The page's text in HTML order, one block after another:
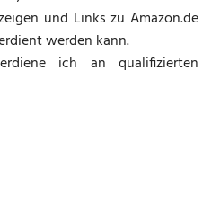
und Links zu Amazon.de
werden kann.
ich an qualifizierten